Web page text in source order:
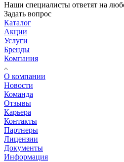
Наши специалисты ответят на
Задать вопрос
Каталог
Акции
Услуги
Бренды
Компания
О компании
Новости
Команда
Отзывы
Карьера
Контакты
Партнеры
Лицензии
Документы
Информация